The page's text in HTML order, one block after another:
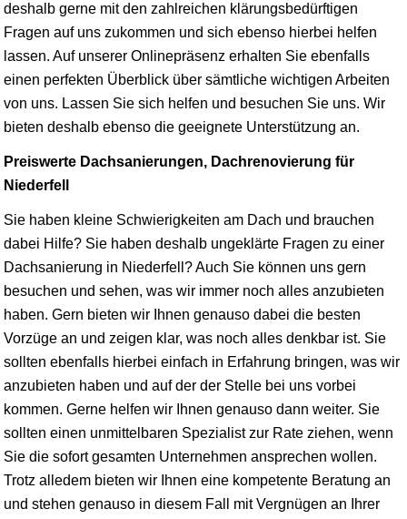
deshalb gerne mit den zahlreichen klärungsbedürftigen
Fragen auf uns zukommen und sich ebenso hierbei helfen
lassen. Auf unserer Onlinepräsenz erhalten Sie ebenfalls
einen perfekten Überblick über sämtliche wichtigen Arbeiten
von uns. Lassen Sie sich helfen und besuchen Sie uns. Wir
bieten deshalb ebenso die geeignete Unterstützung an.
Preiswerte Dachsanierungen, Dachrenovierung für
Niederfell
Sie haben kleine Schwierigkeiten am Dach und brauchen
dabei Hilfe? Sie haben deshalb ungeklärte Fragen zu einer
Dachsanierung in Niederfell? Auch Sie können uns gern
besuchen und sehen, was wir immer noch alles anzubieten
haben. Gern bieten wir Ihnen genauso dabei die besten
Vorzüge an und zeigen klar, was noch alles denkbar ist. Sie
sollten ebenfalls hierbei einfach in Erfahrung bringen, was wir
anzubieten haben und auf der der Stelle bei uns vorbei
kommen. Gerne helfen wir Ihnen genauso dann weiter. Sie
sollten einen unmittelbaren Spezialist zur Rate ziehen, wenn
Sie die sofort gesamten Unternehmen ansprechen wollen.
Trotz alledem bieten wir Ihnen eine kompetente Beratung an
und stehen genauso in diesem Fall mit Vergnügen an Ihrer